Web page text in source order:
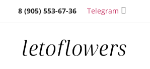
8 (905) 553-67-36 Telegram